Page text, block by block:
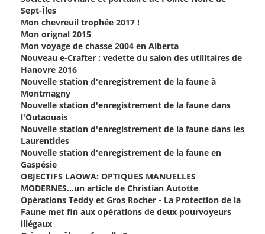
Sept-Îles
Mon chevreuil trophée 2017 !
Mon orignal 2015
Mon voyage de chasse 2004 en Alberta
Nouveau e-Crafter : vedette du salon des utilitaires de
Hanovre 2016
Nouvelle station d'enregistrement de la faune à
Montmagny
Nouvelle station d'enregistrement de la faune dans
l'Outaouais
Nouvelle station d'enregistrement de la faune dans les
Laurentides
Nouvelle station d'enregistrement de la faune en
Gaspésie
OBJECTIFS LAOWA: OPTIQUES MANUELLES
MODERNES…un article de Christian Autotte
Opérations Teddy et Gros Rocher - La Protection de la
Faune met fin aux opérations de deux pourvoyeurs
illégaux